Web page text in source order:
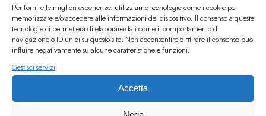
Per fornire le migliori esperienze, utilizziamo tecnologie come i cookie per
memorizzare e/o accedere alle informazioni del dispositivo. Il consenso a queste
tecnologie ci permetterà di elaborare dati come il comportamento di
navigazione o ID unici su questo sito. Non acconsentire o ritirare il consenso può
influire negativamente su alcune caratteristiche e funzioni.
Gestisci servizi
Accetta